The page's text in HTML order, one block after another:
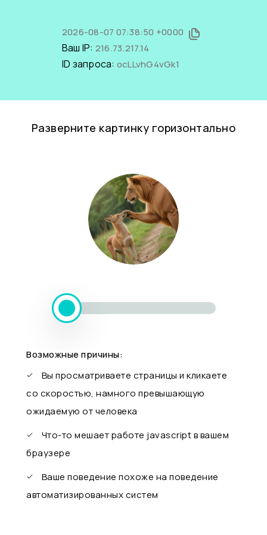
2026-08-07 07:38:50 +0000
Ваш IP: 216.73.217.14
ID запроса: ocLLvhG4vGk1
Разверните картинку горизонтально
Возможные причины:
Вы просматриваете страницы и кликаете
со скоростью, намного превышающую
ожидаемую от человека
Что-то мешает работе javascript в вашем
браузере
Ваше поведение похоже на поведение
автоматизированных систем